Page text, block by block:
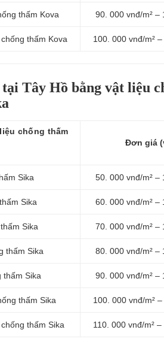
thấm Kova 90. 000 vnđ/m² –
thấm Kova 100. 000 vnđ/m²
Tây Hồ bằng vật liệu
chống thấm
Đơn giá
Sika 50. 000 vnđ/m² –
Sika 60. 000 vnđ/m² –
Sika 70. 000 vnđ/m² –
thấm Sika 80. 000 vnđ/m² –
thấm Sika 90. 000 vnđ/m² –
thấm Sika 100. 000 vnđ/m²
thấm Sika 110. 000 vnđ/m²